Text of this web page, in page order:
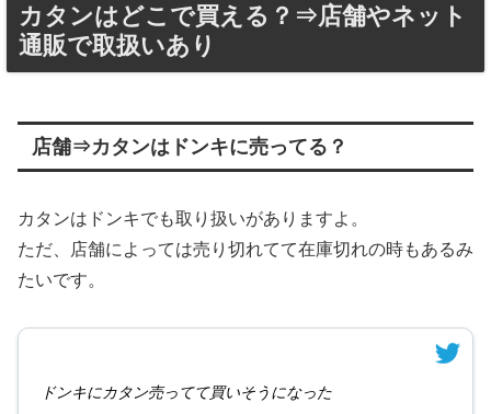
カタンはどこで買える？⇒店舗やネット
通販で取扱いあり
店舗⇒カタンはドンキに売ってる？
カタンはドンキでも取り扱いがありますよ。
ただ、店舗によっては売り切れてて在庫切れの時もあるみ
たいです。
ドンキにカタン売ってて買いそうになった